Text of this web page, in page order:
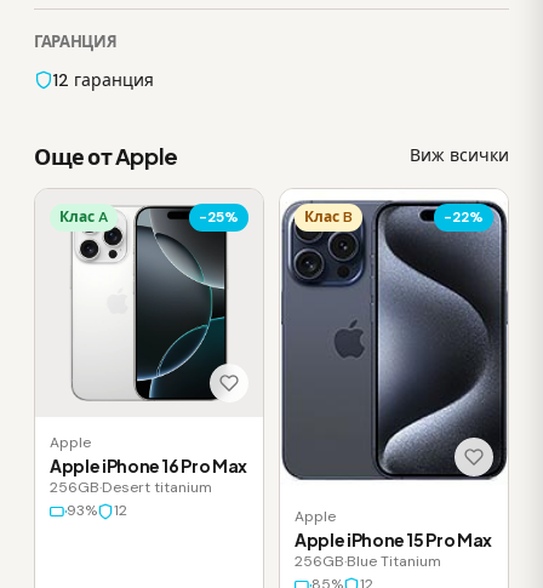
ГАРАНЦИЯ
12 гаранция
Още от Apple Виж всички
Клас A -25%
Apple
Apple iPhone 16 Pro Max
256GB·Desert titanium
93%
12
Клас B -22%
Apple
Apple iPhone 15 Pro Max
256GB·Blue Titanium